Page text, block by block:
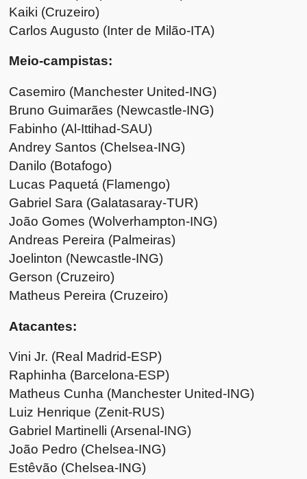
Kaiki (Cruzeiro)
Carlos Augusto (Inter de Milão-ITA)
Meio-campistas:
Casemiro (Manchester United-ING)
Bruno Guimarães (Newcastle-ING)
Fabinho (Al-Ittihad-SAU)
Andrey Santos (Chelsea-ING)
Danilo (Botafogo)
Lucas Paquetá (Flamengo)
Gabriel Sara (Galatasaray-TUR)
João Gomes (Wolverhampton-ING)
Andreas Pereira (Palmeiras)
Joelinton (Newcastle-ING)
Gerson (Cruzeiro)
Matheus Pereira (Cruzeiro)
Atacantes:
Vini Jr. (Real Madrid-ESP)
Raphinha (Barcelona-ESP)
Matheus Cunha (Manchester United-ING)
Luiz Henrique (Zenit-RUS)
Gabriel Martinelli (Arsenal-ING)
João Pedro (Chelsea-ING)
Estêvão (Chelsea-ING)